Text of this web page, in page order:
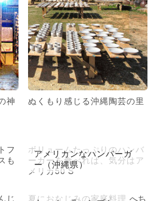
神
ぬくもり感じる沖縄陶芸の里
フ
も
アメリカンなハンバーガ
ー（沖縄県）
ボリュームたっぷりのハンバ
ーガーを食べれば、気分はア
メリカ50’S
じ
夏におなじみの家庭料理 へち